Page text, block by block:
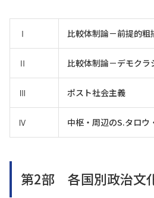
Ⅰ 比較体制論－前提的粗
Ⅱ 比較体制論－デモクラ
Ⅲ ポスト社会主義
Ⅳ 中枢・周辺のS.タロ
第2部 各国別政治文